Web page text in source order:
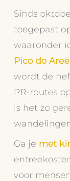
Sinds
toegepast
waaronder
Pico do
wordt de
PR-routes
is het zo
Ga je met
voor